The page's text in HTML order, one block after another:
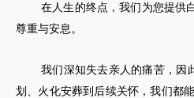
在人生的终点，我们为您提供
尊重与安息。
我们深知失去亲人的痛苦，因
划、火化安葬到后续关怀，我们都